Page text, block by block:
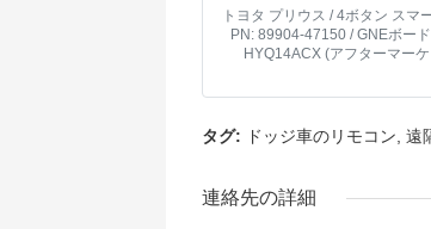
トヨタ プリウス / 4ボタン スマ
PN: 89904-47150 / GNEボー
HYQ14ACX (アフターマー
タグ: ドッジ車のリモコン, 遠
連絡先の詳細